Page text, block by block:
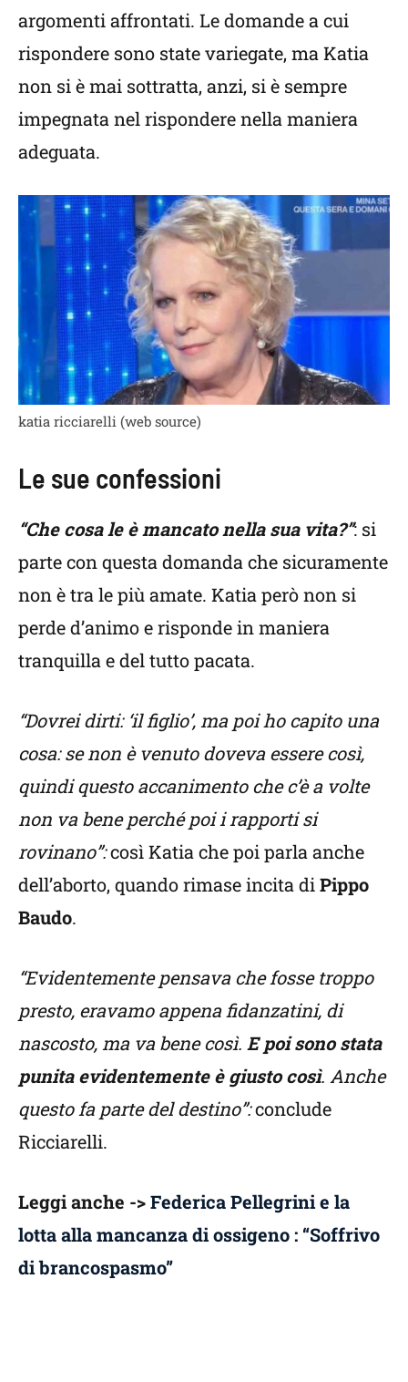
argomenti affrontati. Le domande a cui
rispondere sono state variegate, ma Katia
non si è mai sottratta, anzi, si è sempre
impegnata nel rispondere nella maniera
adeguata.
katia ricciarelli (web source)
Le sue confessioni
“Che cosa le è mancato nella sua vita?”: si
parte con questa domanda che sicuramente
non è tra le più amate. Katia però non si
perde d’animo e risponde in maniera
tranquilla e del tutto pacata.
“Dovrei dirti: ‘il figlio’, ma poi ho capito una
cosa: se non è venuto doveva essere così,
quindi questo accanimento che c’è a volte
non va bene perché poi i rapporti si
rovinano”:così Katia che poi parla anche
dell’aborto, quando rimase incita diPippo
Baudo.
“Evidentemente pensava che fosse troppo
presto, eravamo appena fidanzatini, di
nascosto, ma va bene così. E poi sono stata
punita evidentemente è giusto così. Anche
questo fa parte del destino”:conclude
Ricciarelli.
Leggi anche ->Federica Pellegrini e la
lotta alla mancanza di ossigeno : “Soffrivo
di brancospasmo”